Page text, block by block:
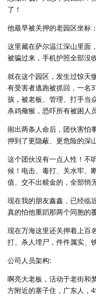
了！
他最早被关押的老园区坐标
这里藏在萨尔温江深山里面
被骗过来，手机护照全部没
就在这个园区，发生过惊天
有受害者逃跑被抓回，一名
孩，被老板、管理、打手当
杀鸡儆猴，恐吓所有被困人
闹出两条人命后，团伙害怕
押到了更隐蔽、更危险的深
这个团伙没有一点人性！不
候！电击、毒打、关水牢、
值、交不出赎金的，全部悄
现在我的朋友鑫鑫，已经临
真的怕他重蹈那两个同胞的
现在万海这里还关押着上百
打、杀人埋尸，件件属实、
公司人员架构:
啊亮大老板，活动于老街和
方附近的寨子住，广东人，